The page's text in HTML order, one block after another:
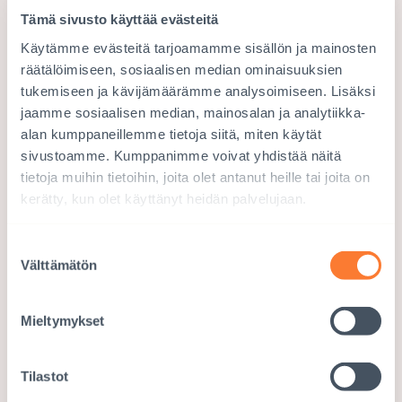
Tämä sivusto käyttää evästeitä
Käytämme evästeitä tarjoamamme sisällön ja mainosten
räätälöimiseen, sosiaalisen median ominaisuuksien
tukemiseen ja kävijämäärämme analysoimiseen. Lisäksi
jaamme sosiaalisen median, mainosalan ja analytiikka-
alan kumppaneillemme tietoja siitä, miten käytät
sivustoamme. Kumppanimme voivat yhdistää näitä
tietoja muihin tietoihin, joita olet antanut heille tai joita on
kerätty, kun olet käyttänyt heidän palvelujaan.
valinta
Välttämätön
Mieltymykset
Tilastot